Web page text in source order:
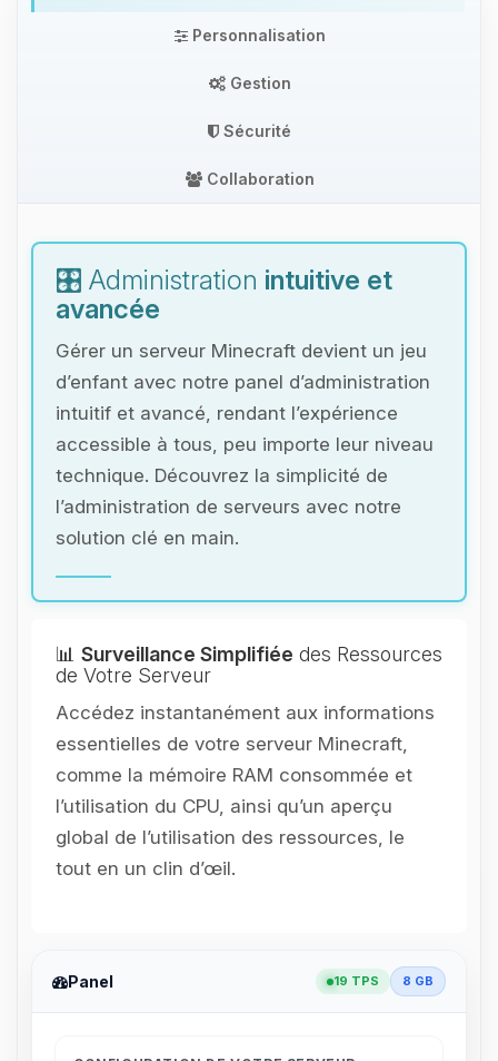
Personnalisation
Gestion
Sécurité
Collaboration
🎛️ Administration intuitive et
avancée
Gérer un serveur Minecraft devient un jeu
d’enfant avec notre panel d’administration
intuitif et avancé, rendant l’expérience
accessible à tous, peu importe leur niveau
technique. Découvrez la simplicité de
l’administration de serveurs avec notre
solution clé en main.
📊 Surveillance Simplifiée des Ressources
de Votre Serveur
Accédez instantanément aux informations
essentielles de votre serveur Minecraft,
comme la mémoire RAM consommée et
l’utilisation du CPU, ainsi qu’un aperçu
global de l’utilisation des ressources, le
tout en un clin d’œil.
Panel 19 TPS 8 GB